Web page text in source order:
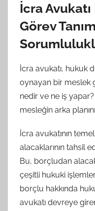
İcra
Görev
İcra avukatı, hukuk
oynayan bir meslek
nedir ve ne iş yapar?
mesleğin arka
İcra avukatının
alacaklarının tahsil
Bu, borçludan
çeşitli hukuki
borçlu hakkında
avukatı devreye